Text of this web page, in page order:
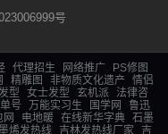
号
代理招生 网络推广
PS修图
精雕图 非物质文化遗产
情侣
型 女士发型 玄机派
法律咨
号 万能实习生 国学网
鲁迅
网 电地暖 在线新华字典 石墨
烯发热线 吉林发热线厂家 吉